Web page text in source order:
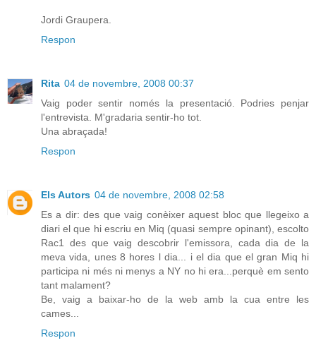
Jordi Graupera.
Respon
Rita 04 de novembre, 2008 00:37
Vaig poder sentir només la presentació. Podries penjar
l'entrevista. M'gradaria sentir-ho tot.
Una abraçada!
Respon
Els Autors 04 de novembre, 2008 02:58
Es a dir: des que vaig conèixer aquest bloc que llegeixo a
diari el que hi escriu en Miq (quasi sempre opinant), escolto
Rac1 des que vaig descobrir l'emissora, cada dia de la
meva vida, unes 8 hores l dia... i el dia que el gran Miq hi
participa ni més ni menys a NY no hi era...perquè em sento
tant malament?
Be, vaig a baixar-ho de la web amb la cua entre les
cames...
Respon